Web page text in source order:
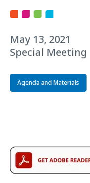
May 13, 2021
Special Meeting
Agenda and Materials